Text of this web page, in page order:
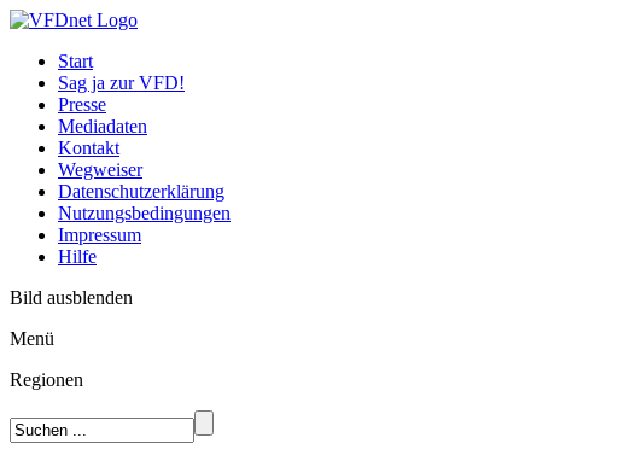
Start
Sag ja zur VFD!
Presse
Mediadaten
Kontakt
Wegweiser
Datenschutzerklärung
Nutzungsbedingungen
Impressum
Hilfe
Bild ausblenden
Menü
Regionen